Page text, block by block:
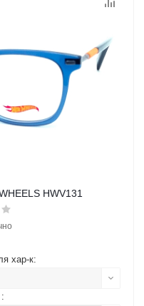
HWV131
хар-к: